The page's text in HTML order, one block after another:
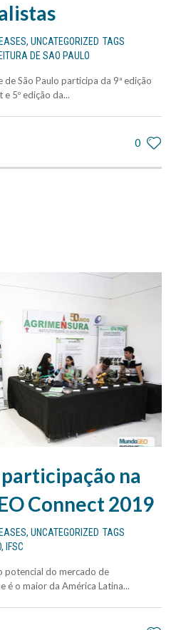
, UNCATEGORIZED TAGS
DE SAO PAULO
São Paulo participa da 9ª edição
5º edição da...
0
na
Connect 2019
, UNCATEGORIZED TAGS
, IFSC
potencial do mercado de
é o maior da América Latina...